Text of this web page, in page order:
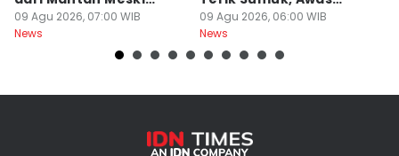
Sudah Disakiti!
09 Agu 2026, 07:00 WIB
News
Malam Dingin Bediding!
09 Agu 2026, 06:00 WIB
News